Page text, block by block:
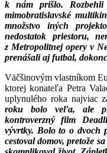
k nám prišlo.
mimobratislavské
množstvo iných
nedostatok priestoru,
z Metropolitnej opery v
prenášali aj futbal,
Väčšinovým vlastníkom
ktorej konateľa Petra
uplynulého roka najviac
roku bolo veľa, ale
kontroverzný film
vývrtky. Bolo to o dvoch
cestoval domov, pretože